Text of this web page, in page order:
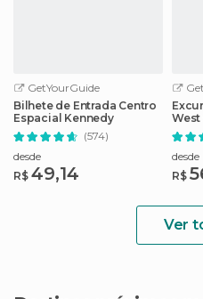
GetYourGuide
Bilhete de Entrada Centro
Espacial Kennedy
(574)
desde
R$ 49,14
West
desde
R$
Ver